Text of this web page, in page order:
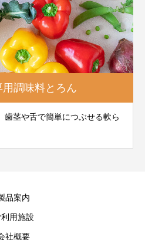
調味料とろん
歯茎や舌で簡単につぶせる軟ら
品案内
利用施設
社概要